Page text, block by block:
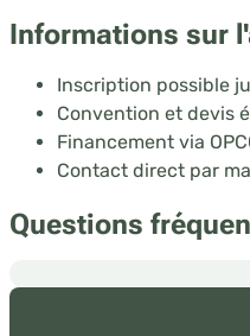
Informations sur
Inscription possible
Convention et devis
Financement via
Contact direct par
Questions